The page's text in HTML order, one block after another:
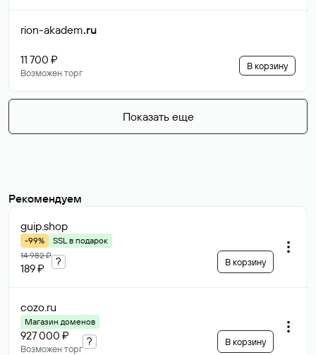
rion-akadem.ru
11 700 ₽
Возможен торг
В корзину
Показать еще
Рекомендуем
guip.shop
-99%
SSL в подарок
14 982 ₽
189 ₽
? В корзину
cozo.ru
Магазин доменов
927 000 ₽
Возможен торг
? В корзину